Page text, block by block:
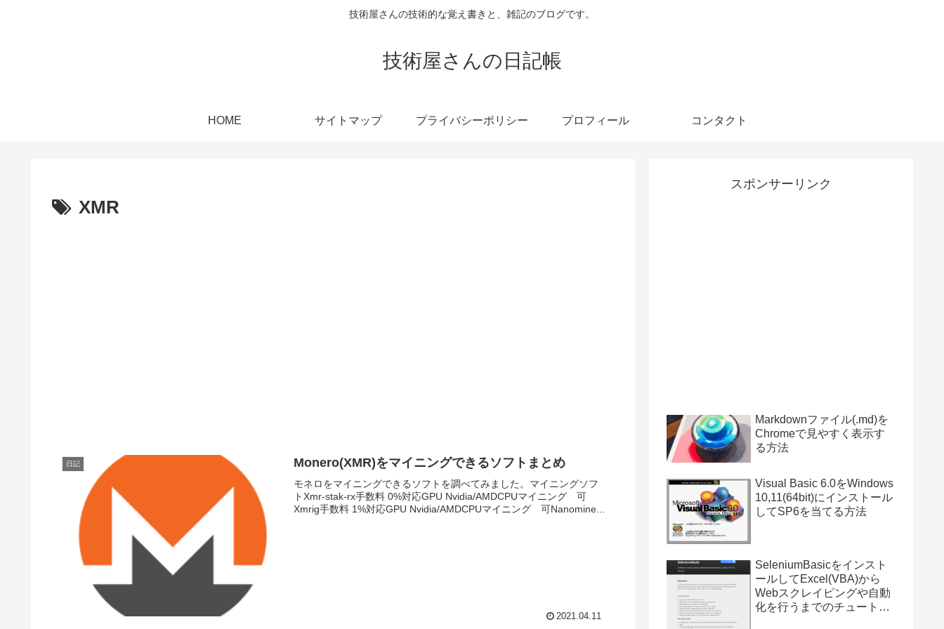
技術屋さんの技術的な覚え書きと、雑記のブログです。
技術屋さんの日記帳
HOME サイトマップ プライバシーポリシー プロフィール コンタクト
XMR
日記 Monero(XMR)をマイニングできるソフトまとめ
モネロをマイニングできるソフトを調べてみました。マイニングソフ
トXmr-stak-rx手数料 0%対応GPU Nvidia/AMDCPUマイニング 可
Xmrig手数料 1%対応GPU Nvidia/AMDCPUマイニング 可Nanomine...
2021.04.11
スポンサーリンク
Markdownファイル(.md)を
Chromeで見やすく表示す
る方法
Visual Basic 6.0をWindows
10,11(64bit)にインストール
してSP6を当てる方法
SeleniumBasicをインスト
ールしてExcel(VBA)から
Webスクレイピングや自動
化を行うまでのチュートリ